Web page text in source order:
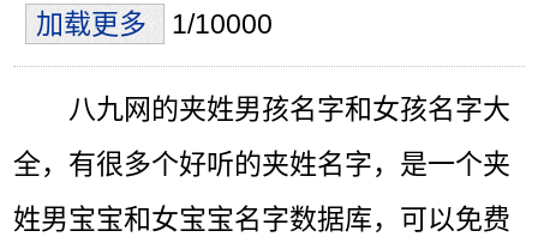
加载更多
1/10000
八九网的夹姓男孩名字和女孩名字大
全，有很多个好听的夹姓名字，是一个夹
姓男宝宝和女宝宝名字数据库，可以免费